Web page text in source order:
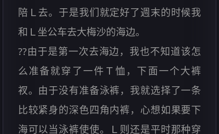
陪Ｌ去。于是我们就定好了週末的时候我
和Ｌ坐公车去大梅沙的海边。
??由于是第一次去海边，我也不知道该怎
么准备就穿了一件Ｔ恤，下面一个大裤
衩。由于没有准备泳裤，我就选择了一条
比较紧身的深色四角内裤，心想如果要下
海可以当泳裤使使。Ｌ则还是平时那种穿